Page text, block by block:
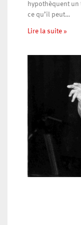
hypothèquent
ce qu’il peut…
Lire la suite »